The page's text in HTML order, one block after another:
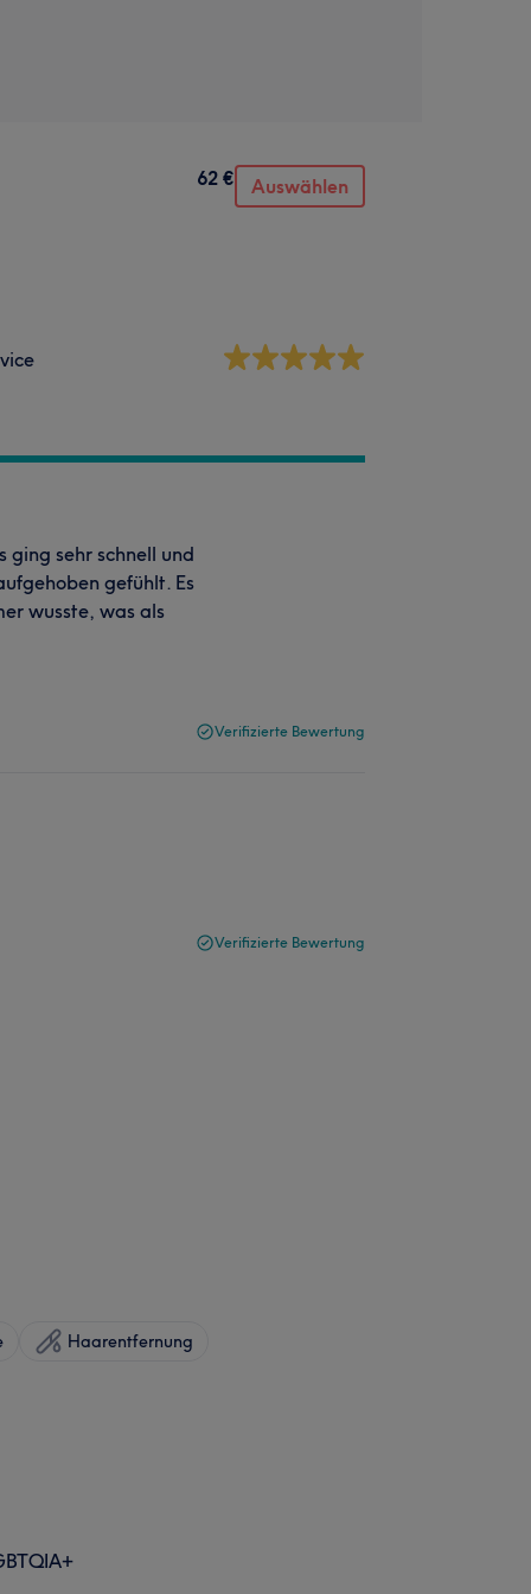
62 € Auswählen
ging sehr schnell und
gefühlt. Es
wusste, was als
Verifizierte Bewertung
Verifizierte Bewertung
Haarentfernung